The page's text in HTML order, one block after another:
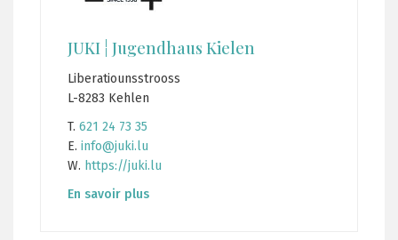
JUKI ¦ Jugendhaus Kielen
Liberatiounsstrooss
L-8283 Kehlen
T. 621 24 73 35
E. info@juki.lu
W. https://juki.lu
En savoir plus